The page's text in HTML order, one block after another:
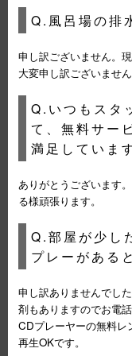
Q.風呂場の排
申し訳ございません。
大変申し訳ございませ
Q.いつもスタ
て、無料サー
満足していま
ありがとうございます
る様頑張ります。
Q.部屋が少し
プレーがある
申し訳ありませんでし
剤もありますのでお電話
CDプレーヤーの無料レ
再生OKです。